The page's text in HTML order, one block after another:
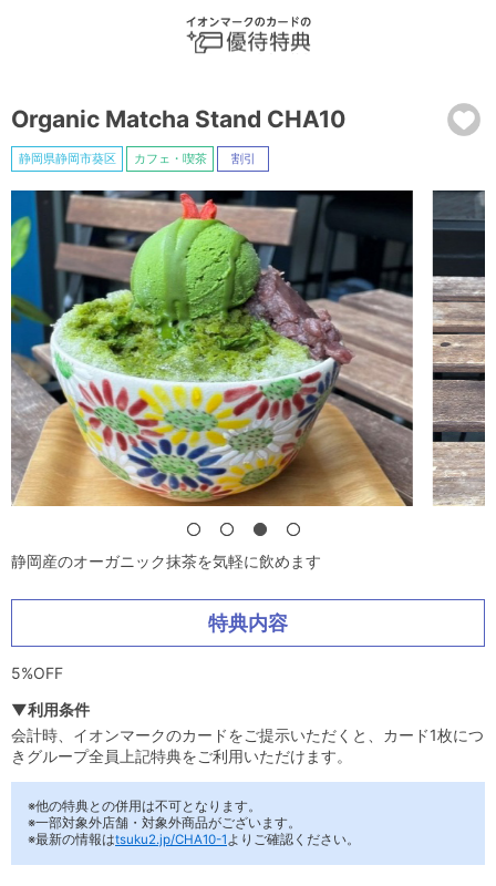
Organic Matcha Stand CHA10
静岡県静岡市葵区 カフェ・喫茶 割引
静岡産のオーガニック抹茶を気軽に飲めます
特典内容
5%OFF
▼利用条件
会計時、イオンマークのカードをご提示いただくと、カード1枚につ
きグループ全員上記特典をご利用いただけます。
※他の特典との併用は不可となります。
※一部対象外店舗・対象外商品がございます。
※最新の情報はtsuku2.jp/CHA10-1よりご確認ください。